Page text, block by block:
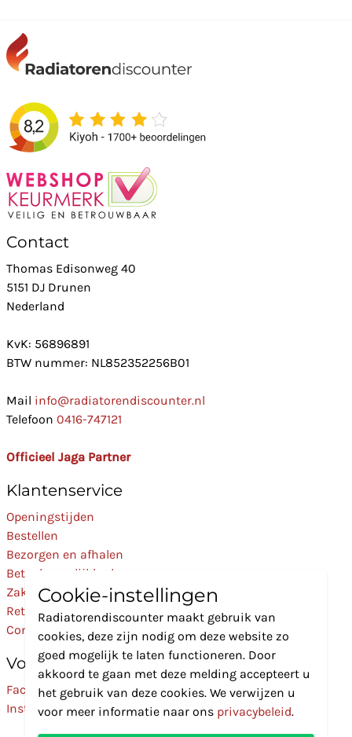
Contact
Thomas Edisonweg 40
5151 DJ Drunen
Nederland
KvK: 56896891
BTW nummer: NL852352256B01
Mail info@radiatorendiscounter.nl
Telefoon 0416-747121
Officieel Jaga Partner
Klantenservice
Openingstijden
Bestellen
Bezorgen en afhalen
Betaalmogelijkheden
Zakelijk
Retourneren
Contact
Volg Ons
Facebook
Instagram
Cookie-instellingen
Radiatorendiscounter maakt gebruik van
cookies, deze zijn nodig om deze website zo
goed mogelijk te laten functioneren. Door
akkoord te gaan met deze melding accepteert u
het gebruik van deze cookies. We verwijzen u
voor meer informatie naar ons privacybeleid.